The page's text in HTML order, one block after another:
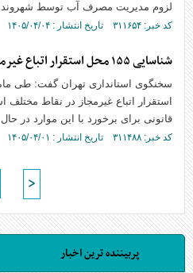
لزوم مدیریت مصرف آب توسط
کد خبر: ۳۱۱۶۵۴ تاریخ انتشار : ۱۴۰۵/۰۴/۰۴
شناسایی ۱۵۵ محل استقرار اتباع غیرمجاز در تهران
استقرار اتباع غیرمجاز در نقاط
قانونی برای برخورد با این موارد در
کد خبر: ۳۱۱۴۸۸ تاریخ انتشار : ۱۴۰۵/۰۴/۰۱
>
پربیننده ترین اخبار